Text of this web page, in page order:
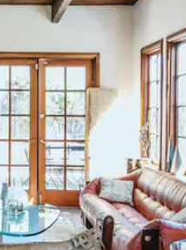
eller utforska genom